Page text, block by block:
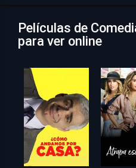
Películas de
para ver online